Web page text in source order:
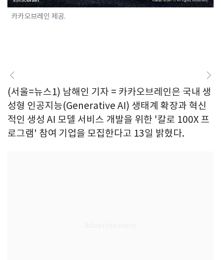
카카오브레인 제공.
(서울=뉴스1) 남해인 기자 = 카카오브레인은 국내 생
성형 인공지능(Generative AI) 생태계 확장과 혁신
적인 생성 AI 모델 서비스 개발을 위한 '칼로 100X 프
로그램' 참여 기업을 모집한다고 13일 밝혔다.